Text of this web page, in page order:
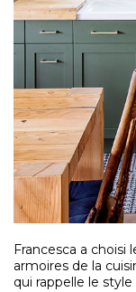
Francesca a choisi
armoires de la
qui rappelle le